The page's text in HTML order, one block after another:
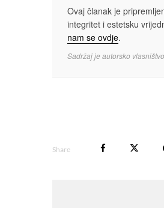
Ovaj članak je
integritet i estetsku
nam se ovdje.
Sadržaj je autorsko
Share